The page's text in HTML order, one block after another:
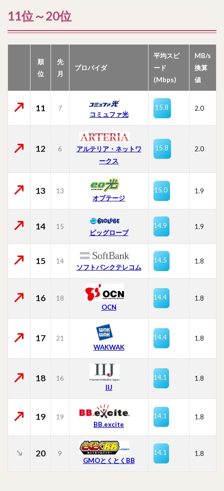
11位～20位
順
位
先
月
プロバイダ
平均スピ
ード
(Mbps)
MB/s
換算
値
11 7
コミュファ光
15.8 2.0
12 6
アルテリア・ネットワ
ークス
15.8 2.0
13
13
オプテージ
15.0 1.9
14 15
ビッグローブ
14.9 1.9
15 14
ソフトバンクテレコム
14.5 1.8
16
18
OCN
14.4 1.8
17
21
WAKWAK
14.4 1.8
18
16
IIJ
14.1 1.8
19
19
BB.excite
14.1 1.8
20
9
GMOとくとくBB
14.1 1.8